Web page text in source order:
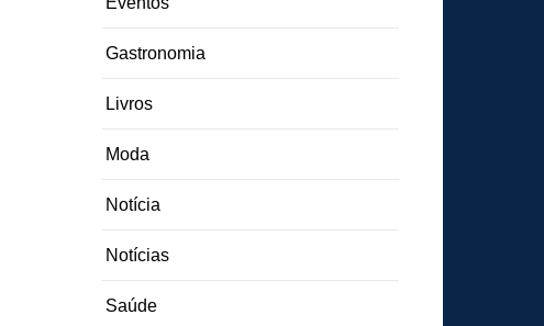
Gastronomia
Livros
Moda
Notícia
Notícias
Saúde